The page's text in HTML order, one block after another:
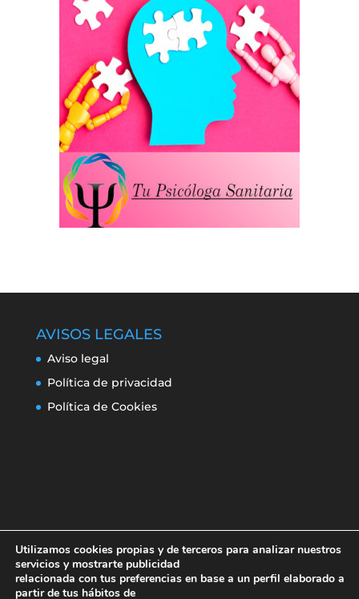
AVISOS LEGALES
Aviso legal
Política de privacidad
Política de Cookies
Utilizamos cookies propias y de terceros para analizar nuestros
servicios y mostrarte publicidad
relacionada con tus preferencias en base a un perfil elaborado a
partir de tus hábitos de